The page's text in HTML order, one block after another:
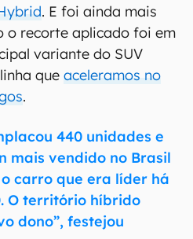
. E foi ainda mais
o recorte aplicado foi em
variante do SUV
que aceleramos no
.
440 unidades e
mais vendido no Brasil
carro que era líder há
O território híbrido
dono”, festejou